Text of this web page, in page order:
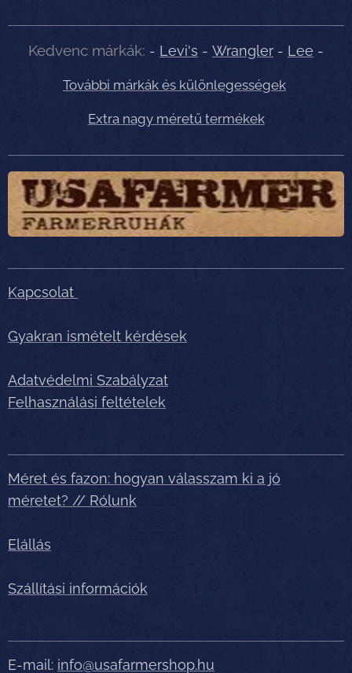
Kedvenc márkák: - Levi's - Wrangler - Lee -
További márkák és különlegességek
Extra nagy méretű termékek
Kapcsolat
Gyakran ismételt kérdések
Adatvédelmi Szabályzat
Felhasználási feltételek
Méret és fazon: hogyan válasszam ki a jó
méretet? // Rólunk
Elállás
Szállítási információk
E-mail: info@usafarmershop.hu